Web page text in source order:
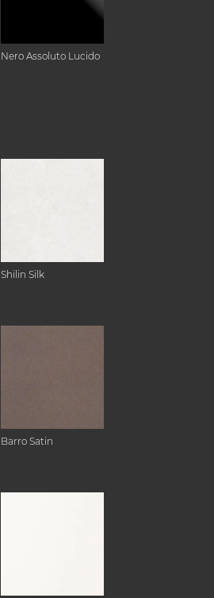
Nero Assoluto Lucido
Shilin Silk
Barro Satin